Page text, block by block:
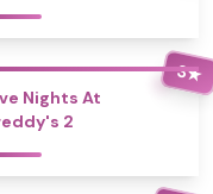
3★
Nights At
2